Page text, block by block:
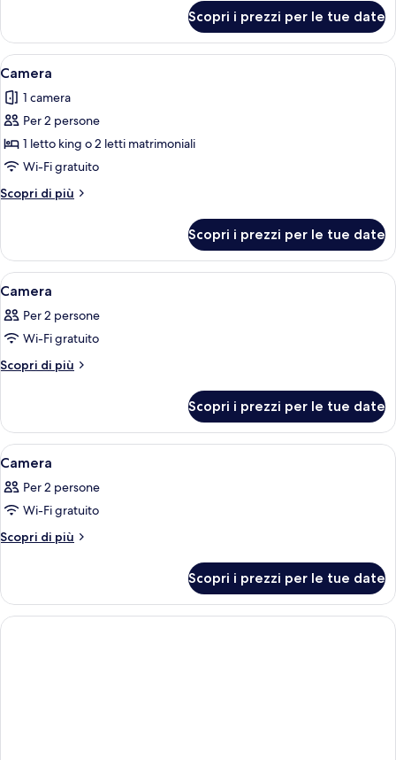
Scopri i prezzi per le tue date
Apri
tutte
le
foto
per
Camera
Biancheria da letto ipoallergenica,
11
Camera
1 camera
Per 2 persone
1 letto king o 2 letti matrimoniali
Wi-Fi gratuito
Scopri di più
Altri
Scopri i prezzi per le tue date
Apri
tutte
le
foto
per
Camera d'albergo con due letti,
4
Camera
Per 2 persone
Wi-Fi gratuito
Scopri di più
Altri
Scopri i prezzi per le tue date
Apri
tutte
le
foto
per
Una camera d'albergo con un letto,
5
Camera
Per 2 persone
Wi-Fi gratuito
Scopri di più
Altri
Scopri i prezzi per le tue date